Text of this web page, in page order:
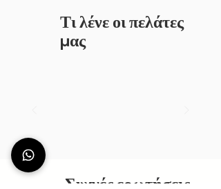
Τι λένε οι πελάτες
μας
Συχνές ερωτήσεις